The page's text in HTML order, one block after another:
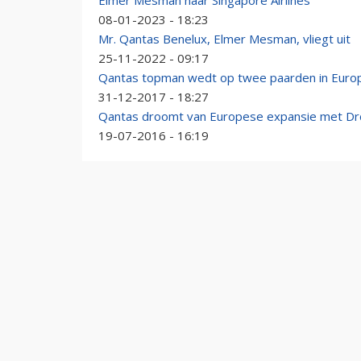
08-01-2023 - 18:23
Mr. Qantas Benelux, Elmer Mesman, vliegt uit
25-11-2022 - 09:17
Qantas topman wedt op twee paarden in
31-12-2017 - 18:27
Qantas droomt van Europese expansie met
19-07-2016 - 16:19